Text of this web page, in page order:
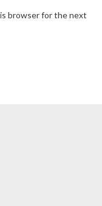
browser for the next